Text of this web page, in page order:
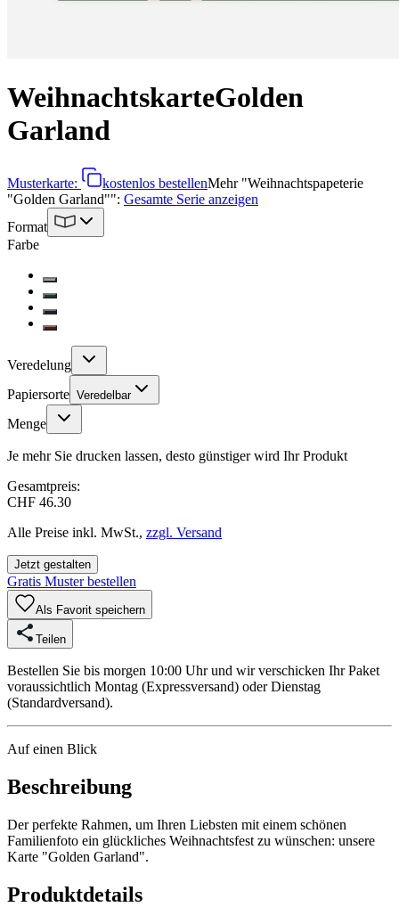
WeihnachtskarteGolden
Garland
Musterkarte: kostenlos bestellenMehr"Weihnachtspapeterie
"Golden Garland"": Gesamte Serie anzeigen
Format
Farbe
Veredelung
Papiersorte Veredelbar
Menge
Je mehr Sie drucken lassen, desto günstiger wird Ihr Produkt
Gesamtpreis:
CHF 46.30
Alle Preise inkl. MwSt., zzgl. Versand
Jetzt gestalten
Gratis Muster bestellen
Als Favorit speichern
Teilen
Bestellen Sie bis morgen 10:00 Uhr und wir verschicken Ihr Paket
voraussichtlich Montag (Expressversand) oder Dienstag
(Standardversand).
Auf einen Blick
Beschreibung
Der perfekte Rahmen, um Ihren Liebsten mit einem schönen
Familienfoto ein glückliches Weihnachtsfest zu wünschen: unsere
Karte "Golden Garland".
Produktdetails